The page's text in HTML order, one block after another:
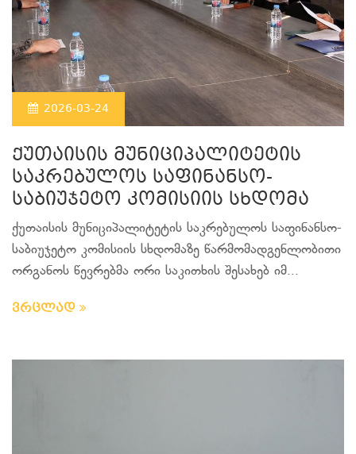
2026-03-24
ქუთაისის მუნიციპალიტეტის
საკრებულოს საფინანსო-
საბიუჯეტო კომისიის სხდომა
ქუთაისის მუნიციპალიტეტის საკრებულოს საფინანსო-
საბიუჯეტო კომისიის სხდომაზე წარმომადგენლობითი
ორგანოს წევრებმა ორი საკითხის შესახებ იმ...
ვრცლად